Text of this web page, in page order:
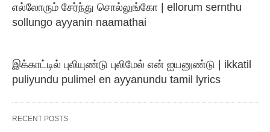
எல்லோரும் சேர்ந்து சொல்லுங்கோ | ellorum sernthu
sollungo ayyanin naamathai
இக்காட்டில் புலியுண்டு புலிமேல் என் ஐயனுண்டு | ikkatil
puliyundu pulimel en ayyanundu tamil lyrics
RECENT POSTS